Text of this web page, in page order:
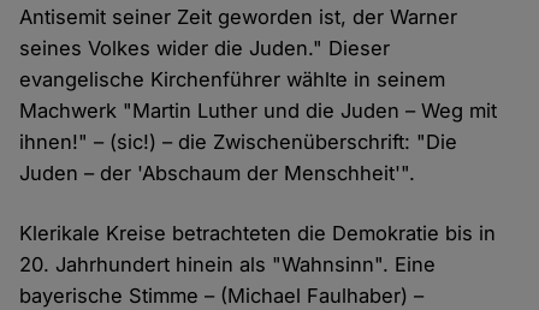
Antisemit seiner Zeit geworden ist, der Warner
seines Volkes wider die Juden." Dieser
evangelische Kirchenführer wählte in seinem
Machwerk "Martin Luther und die Juden – Weg mit
ihnen!" – (sic!) – die Zwischenüberschrift: "Die
Juden – der 'Abschaum der Menschheit'".
Klerikale Kreise betrachteten die Demokratie bis in
20. Jahrhundert hinein als "Wahnsinn". Eine
bayerische Stimme – (Michael Faulhaber) –